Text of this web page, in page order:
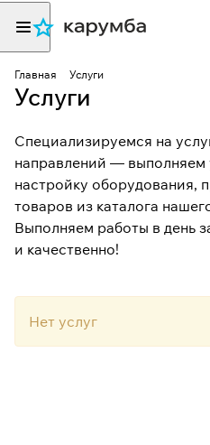
Главная Услуги
Услуги
Специализируемся на
направлений — выполняем
настройку оборудования,
товаров из каталога
Выполняем работы в день
и качественно!
Нет услуг